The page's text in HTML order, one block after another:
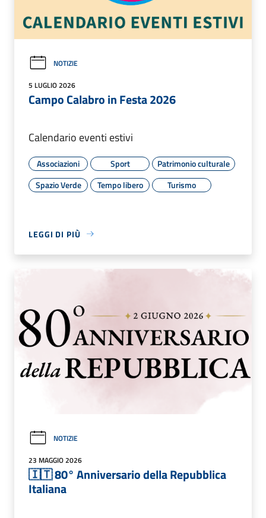
NOTIZIE
5 LUGLIO 2026
Campo Calabro in Festa 2026
Calendario eventi estivi
Associazioni Sport
Patrimonio culturale
Spazio Verde
Tempo libero Turismo
LEGGI DI PIÙ
NOTIZIE
23 MAGGIO 2026
🇮🇹 80° Anniversario della Repubblica
Italiana